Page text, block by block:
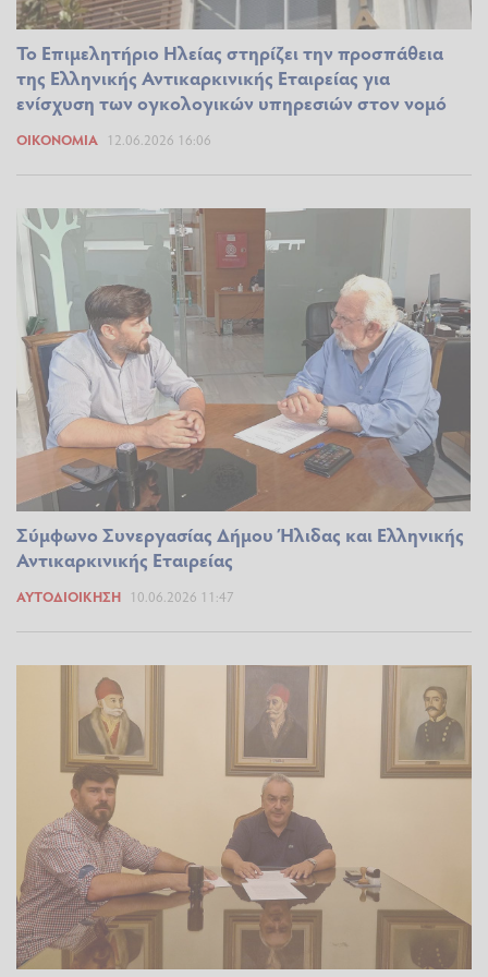
Το Επιμελητήριο Ηλείας στηρίζει την προσπάθεια
της Ελληνικής Αντικαρκινικής Εταιρείας για
ενίσχυση των ογκολογικών υπηρεσιών στον νομό
ΟΙΚΟΝΟΜΊΑ 12.06.2026 16:06
Σύμφωνο Συνεργασίας Δήμου Ήλιδας και Ελληνικής
Αντικαρκινικής Εταιρείας
ΑΥΤΟΔΙΟΊΚΗΣΗ 10.06.2026 11:47